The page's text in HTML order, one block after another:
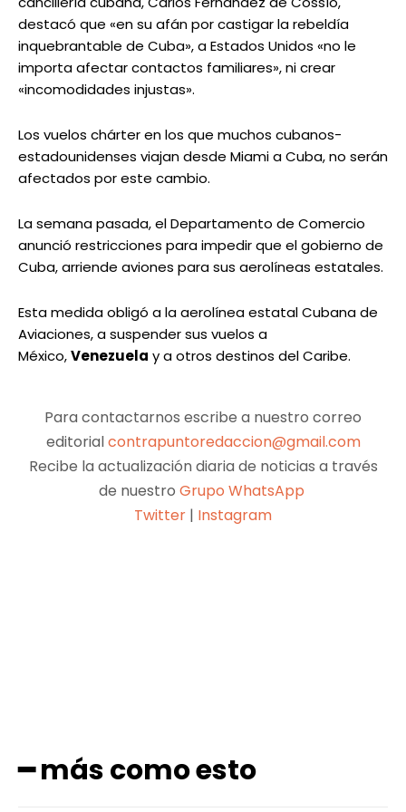
destacó que «en su afán por castigar la rebeldía
inquebrantable de Cuba», a Estados Unidos «no le
importa afectar contactos familiares», ni crear
«incomodidades injustas».
Los vuelos chárter en los que muchos cubanos-
estadounidenses viajan desde Miami a Cuba, no serán
afectados por este cambio.
La semana pasada, el Departamento de Comercio
anunció restricciones para impedir que el gobierno de
Cuba, arriende aviones para sus aerolíneas estatales.
Esta medida obligó a la aerolínea estatal Cubana de
Aviaciones, a suspender sus vuelos a
México,Venezuela y a otros destinos del Caribe.
Para contactarnos escribe a nuestro correo
editorialcontrapuntoredaccion@gmail.com
Recibe la actualización diaria de noticias a través
de nuestro Grupo WhatsApp
Twitter | Instagram
━ más como esto